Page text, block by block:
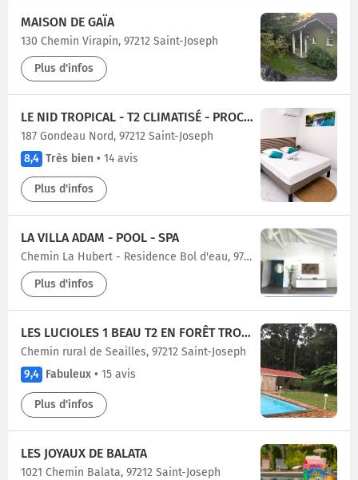
MAISON DE GAÏA
130 Chemin Virapin, 97212 Saint-Joseph
Plus d'infos
LE NID TROPICAL - T2 CLIMATISÉ - PROCHE DU CENTRE
187 Gondeau Nord, 97212 Saint-Joseph
8,4 Très bien • 14 avis
Plus d'infos
LA VILLA ADAM - POOL - SPA
Chemin La Hubert - Residence Bol d'eau, 97212 Saint-Joseph
Plus d'infos
LES LUCIOLES 1 BEAU T2 EN FORÊT TROPICALE AVEC ACCÈS PISCINE
Chemin rural de Seailles, 97212 Saint-Joseph
9,4 Fabuleux • 15 avis
Plus d'infos
LES JOYAUX DE BALATA
1021 Chemin Balata, 97212 Saint-Joseph